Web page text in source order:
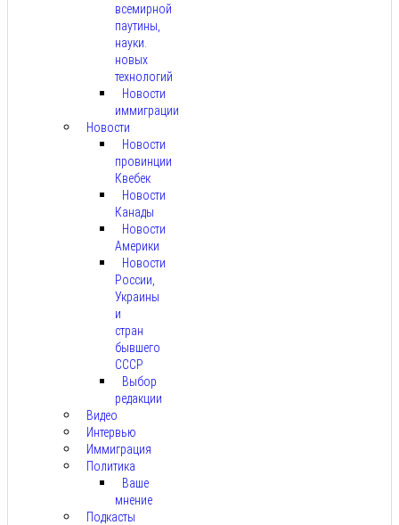
всемирной
паутины,
науки.
новых
технологий
Новости
иммиграции
Новости
Новости
провинции
Квебек
Новости
Канады
Новости
Америки
Новости
России,
Украины
и
стран
бывшего
СССР
Выбор
редакции
Видео
Интервью
Иммиграция
Политика
Ваше
мнение
Подкасты